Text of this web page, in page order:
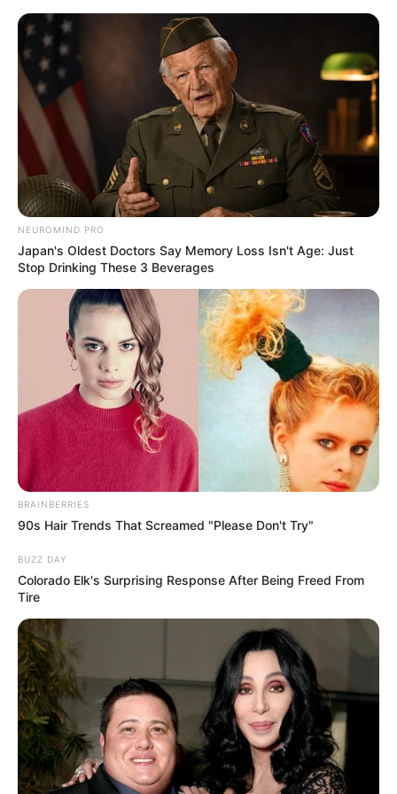
au
contenu AU PETIT PARIEUR
Pronostic Gratuit du Tiercé Quinté PMU du jour
Menu
PRIX ETALON CASTLE PRONOSTIC QUINTE
PMU 10-01-2024
Pronostic et presse PMU du Tiercé
Quarté Quinté PRIX ETALON CASTLE
DU BERLAIS (PRIX AUGUSTE DE
CASTELBAJAC) 10 Janvier 2024
NEUROMIND PRO
Japan's Oldest Doctors Say Memory Loss Isn't Age: Just
Stop Drinking These 3 Beverages
BRAINBERRIES
90s Hair Trends That Screamed "Please Don't Try"
BUZZ DAY
Colorado Elk's Surprising Response After Being Freed From
Tire